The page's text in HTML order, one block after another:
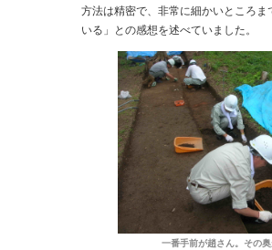
方法は精密で、非常に細かいところま
いる」との感想を述べていました。
一番手前が趙さん。その奥